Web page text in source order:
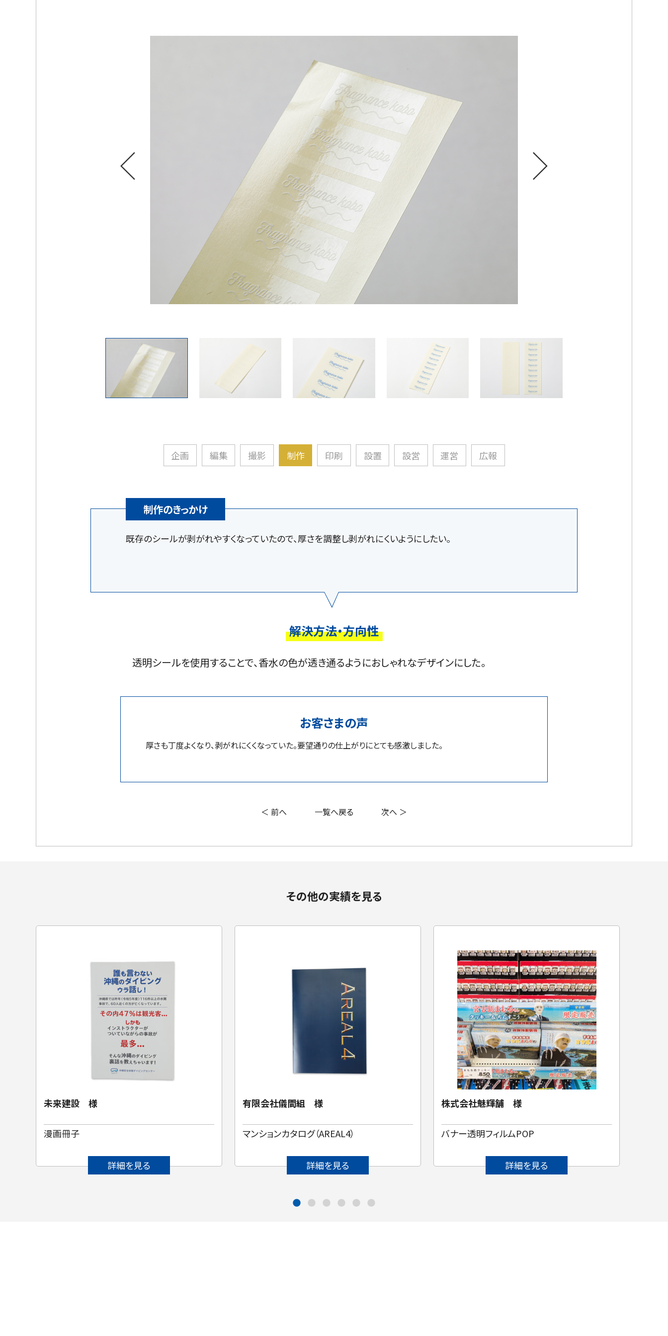
企画 編集 撮影 制作 印刷 設置 設営 運営 広報
制作のきっかけ
既存のシールが剥がれやすくなっていたので、厚さを調整し剥がれにくいようにしたい。
解決方法・方向性
透明シールを使用することで、香水の色が透き通るようにおしゃれなデザインにした。
お客さまの声
厚さも丁度よくなり、剥がれにくくなっていた。要望通りの仕上がりにとても感激しました。
＜ 前へ 一覧へ戻る 次へ ＞
その他の実績を見る
未来建設 様
漫画冊子
詳細を見る
有限会社儀間組 様
マンションカタログ（AREAL4）
詳細を見る
株式会社魅輝舗 様
バナー透明フィルムPOP
詳細を見る